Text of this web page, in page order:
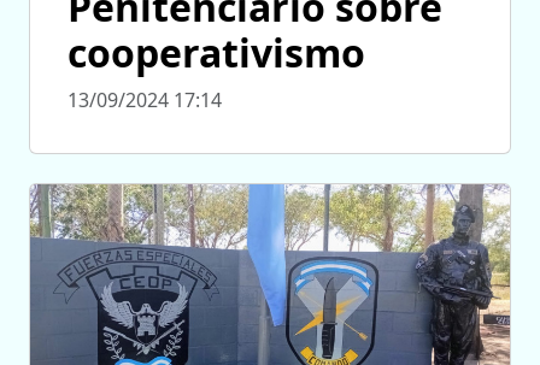
cooperativismo
13/09/2024 17:14